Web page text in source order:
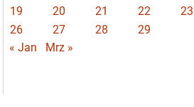
19
20 21 22 23
26
27 28
29
« Jan
Mrz »